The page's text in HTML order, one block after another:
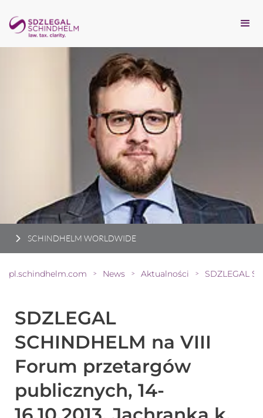
SCHINDHELM WORLDWIDE
pl.schindhelm.com > News > Aktualności >
SDZLEGAL
SCHINDHELM na VIII
Forum przetargów
publicznych, 14-